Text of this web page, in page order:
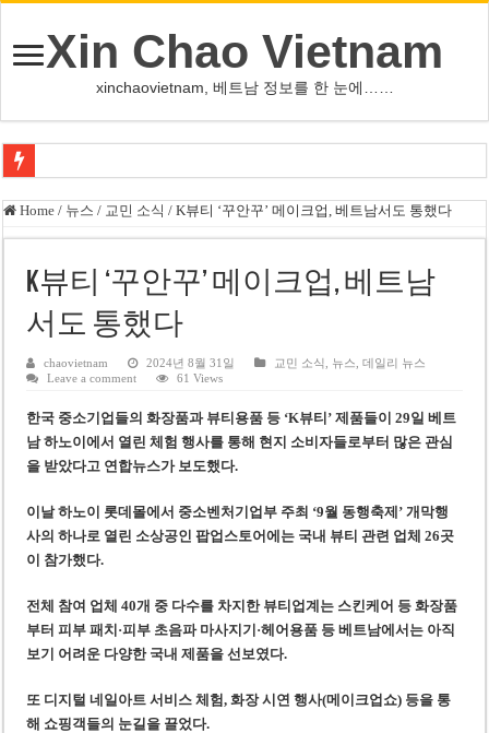
Xin Chao Vietnam
xinchaovietnam, 베트남 정보를 한 눈에……
쩐 타인 먼 베트남 국회의장 “외교 성과, 국가 위상 제고에 크게 기여”
싱가포르 하오마트, 마지막 프리미엄 매장 폐점… 적자·소송 악재 속 사업 축
베트남 은행 분기 순이익 1조 동 시대…비엣콤뱅크 등 5곳 돌파
PNJ, 다이아몬드 밀수 여파에 2분기 적자… 10월 임시 주총 개최
케펠, 투티엠 엠파이어시티 지분 전량 2억7000만 달러에 매각
베트남 MB은행, 2026년 수익 목표 자신…부동산 대출 비율 13% 고수
베트남주식 HAT, 15년 연속 현금 배당…주당 3,000동 지급
베트남 세무당국, 납세자 정보 공개 기준·절차 명확화
Home / 뉴스 / 교민 소식 / K뷰티 ‘꾸안꾸’ 메이크업, 베트남서도 통했다
K뷰티 ‘꾸안꾸’ 메이크업, 베트남
서도 통했다
chaovietnam 2024년 8월 31일 교민 소식 뉴스 ,데일리 뉴스
Leave a comment
61 Views
한국 중소기업들의 화장품과 뷰티용품 등 ‘K뷰티’ 제품들이 29일 베트
남 하노이에서 열린 체험 행사를 통해 현지 소비자들로부터 많은 관심
을 받았다고 연합뉴스가 보도했다.
이날 하노이 롯데몰에서 중소벤처기업부 주최 ‘9월 동행축제’ 개막행
사의 하나로 열린 소상공인 팝업스토어에는 국내 뷰티 관련 업체 26곳
이 참가했다.
전체 참여 업체 40개 중 다수를 차지한 뷰티업계는 스킨케어 등 화장품
부터 피부 패치·피부 초음파 마사지기·헤어용품 등 베트남에서는 아직
보기 어려운 다양한 국내 제품을 선보였다.
또 디지털 네일아트 서비스 체험, 화장 시연 행사(메이크업쇼) 등을 통
해 쇼핑객들의 눈길을 끌었다.